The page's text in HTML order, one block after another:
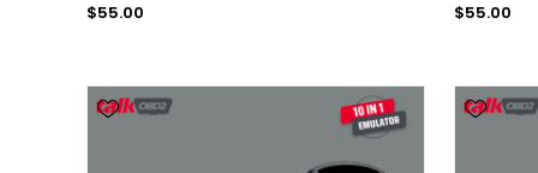
$55.00
$55.00